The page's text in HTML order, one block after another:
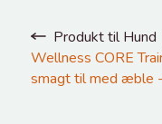
Produkt til Hund
Wellness CORE
smagt til med æble